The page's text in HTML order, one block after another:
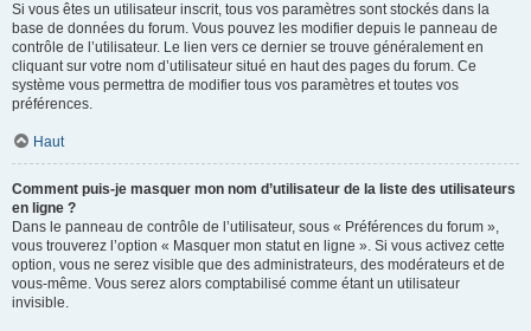
Si vous êtes un utilisateur inscrit, tous vos paramètres sont stockés dans la
base de données du forum. Vous pouvez les modifier depuis le panneau de
contrôle de l’utilisateur. Le lien vers ce dernier se trouve généralement en
cliquant sur votre nom d’utilisateur situé en haut des pages du forum. Ce
système vous permettra de modifier tous vos paramètres et toutes vos
préférences.
Haut
Comment puis-je masquer mon nom d’utilisateur de la liste des utilisateurs
en ligne ?
Dans le panneau de contrôle de l’utilisateur, sous « Préférences du forum »,
vous trouverez l’option « Masquer mon statut en ligne ». Si vous activez cette
option, vous ne serez visible que des administrateurs, des modérateurs et de
vous-même. Vous serez alors comptabilisé comme étant un utilisateur
invisible.